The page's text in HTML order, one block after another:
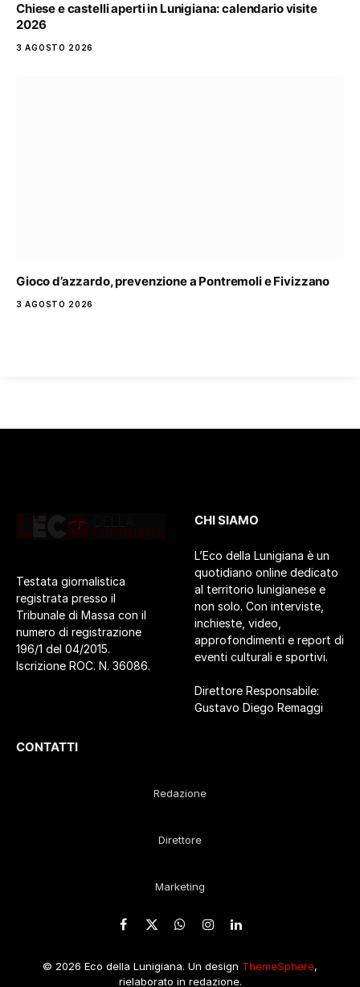
Chiese e castelli aperti in Lunigiana: calendario visite
2026
3 AGOSTO 2026
Gioco d’azzardo, prevenzione a Pontremoli e Fivizzano
3 AGOSTO 2026
Testata giornalistica
registrata presso il
Tribunale di Massa con il
numero di registrazione
196/1 del 04/2015.
Iscrizione ROC. N. 36086.
CHI SIAMO
L’Eco della Lunigiana è un
quotidiano online dedicato
al territorio lunigianese e
non solo. Con interviste,
inchieste, video,
approfondimenti e report di
eventi culturali e sportivi.
Direttore Responsabile:
Gustavo Diego Remaggi
CONTATTI
Redazione
Direttore
Marketing
Facebook
X
WhatsApp
Instagram
LinkedIn
© 2026 Eco della Lunigiana. Un design ThemeSphere,
rielaborato in redazione.